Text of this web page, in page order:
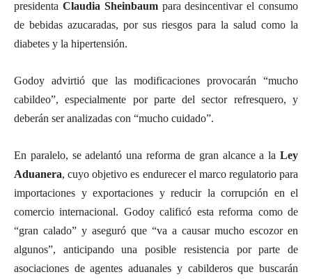
presidenta Claudia Sheinbaumpara desincentivar el consumo
de bebidas azucaradas, por sus riesgos para la salud como la
diabetes y la hipertensión.
Godoy advirtió que las modificaciones provocarán “mucho
cabildeo”, especialmente por parte del sector refresquero, y
deberán ser analizadas con “mucho cuidado”.
En paralelo, se adelantó una reforma de gran alcance a la Ley
Aduanera, cuyo objetivo es endurecer el marco regulatorio para
importaciones y exportaciones y reducir la corrupción en el
comercio internacional. Godoy calificó esta reforma como de
“gran calado” y aseguró que “va a causar mucho escozor en
algunos”, anticipando una posible resistencia por parte de
asociaciones de agentes aduanales y cabilderos que buscarán